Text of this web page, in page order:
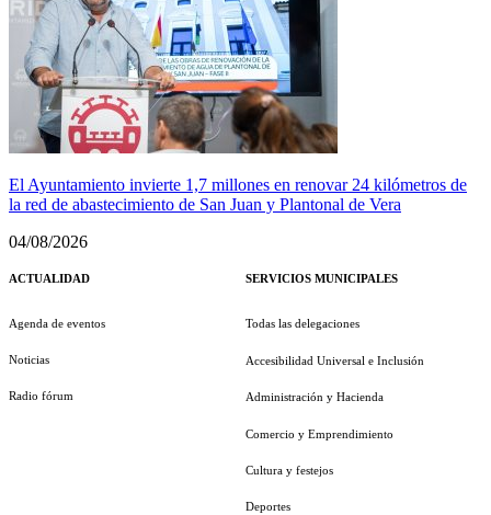
El Ayuntamiento invierte 1,7 millones en renovar 24 kilómetros de
la red de abastecimiento de San Juan y Plantonal de Vera
04/08/2026
ACTUALIDAD
Agenda de eventos
Noticias
Radio fórum
SERVICIOS MUNICIPALES
Todas las delegaciones
Accesibilidad Universal e Inclusión
Administración y Hacienda
Comercio y Emprendimiento
Cultura y festejos
Deportes